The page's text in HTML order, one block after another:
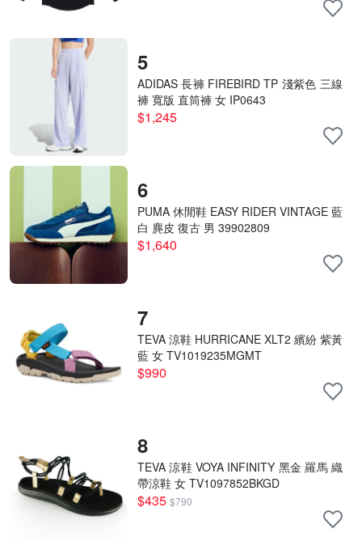
5
ADIDAS 長褲 FIREBIRD TP 淺紫色 三線
褲 寬版 直筒褲 女 IP0643
$1,245
6
PUMA 休閒鞋 EASY RIDER VINTAGE 藍
白 麂皮 復古 男 39902809
$1,640
7
TEVA 涼鞋 HURRICANE XLT2 繽紛 紫黃
藍 女 TV1019235MGMT
$990
8
TEVA 涼鞋 VOYA INFINITY 黑金 羅馬 織
帶涼鞋 女 TV1097852BKGD
$435 $790